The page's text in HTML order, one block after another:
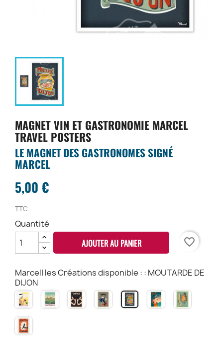
MAGNET VIN ET GASTRONOMIE MARCEL
TRAVEL POSTERS
LE MAGNET DES GASTRONOMES SIGNÉ
MARCEL
5,00 €
TTC
Quantité
AJOUTER AU PANIER favorite_border
Marcel| les Créations disponible : : MOUTARDE DE
DIJON
BORDEAUX
Gands
SAINT-
ÉMILION
CHAMPAGNE
fines
VINS
DE
MOUTARDE
DE
SPRITZ
PIMENT
ESPELETTE